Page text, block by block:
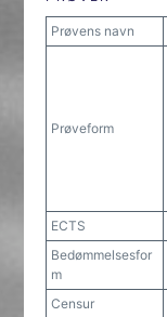
Prøvens navn
Prøveform
ECTS
Bedømmelsesfor
m
Censur